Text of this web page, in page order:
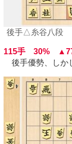
後手△糸谷
115手 30% ▲77
後手優勢、しか